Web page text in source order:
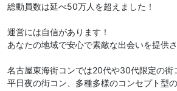
総動員数は延べ50万人を超えました！
運営には自信があります！
あなたの地域で安心で素敵な出会いを提供
名古屋東海街コンでは20代や30代限定の街
平日夜の街コン、多種多様のコンセプト型